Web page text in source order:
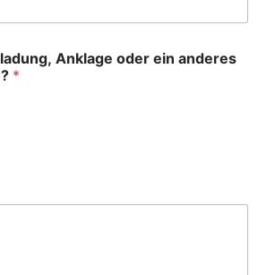
Anklage oder ein anderes
*